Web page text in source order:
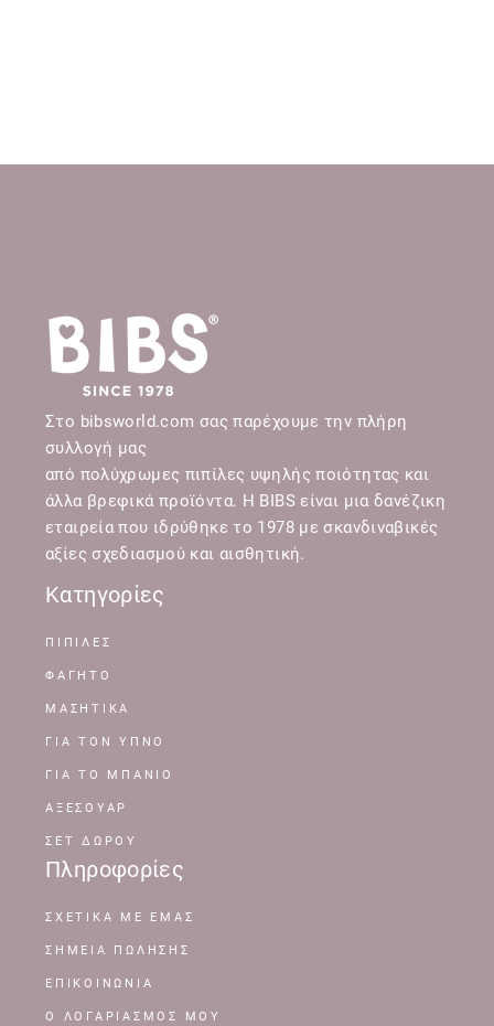
Στο bibsworld.com σας παρέχουμε την πλήρη
συλλογή μας
από πολύχρωμες πιπίλες υψηλής ποιότητας και
άλλα βρεφικά προϊόντα. Η BIBS είναι μια δανέζικη
εταιρεία που ιδρύθηκε το 1978 με σκανδιναβικές
αξίες σχεδιασμού και αισθητική.
Κατηγορίες
ΠΙΠΙΛΕΣ
ΦΑΓΗΤΟ
ΜΑΣΗΤΙΚΑ
ΓΙΑ ΤΟΝ ΥΠΝΟ
ΓΙΑ ΤΟ ΜΠΑΝΙΟ
ΑΞΕΣΟΥΑΡ
ΣΕΤ ΔΩΡΟΥ
Πληροφορίες
ΣΧΕΤΙΚΆ ΜΕ ΕΜΆΣ
ΣΗΜΕΊΑ ΠΏΛΗΣΗΣ
ΕΠΙΚΟΙΝΩΝΊΑ
Ο ΛΟΓΑΡΙΑΣΜΌΣ ΜΟΥ